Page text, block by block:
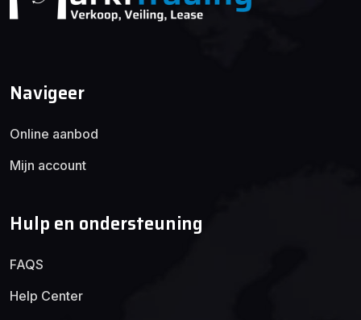
Navigeer
Online aanbod
Mijn account
Hulp en ondersteuning
FAQS
Help Center